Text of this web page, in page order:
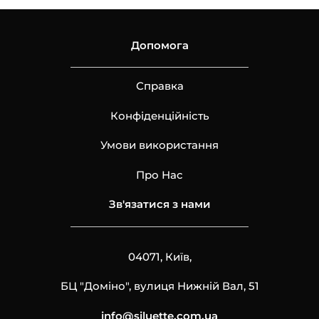
Допомога
Справка
Конфіденційність
Умови використання
Про Нас
Зв'язатися з нами
04071, Київ,
БЦ "Доміно", вулиця Нижній Вал, 51
info@siluette.com.ua